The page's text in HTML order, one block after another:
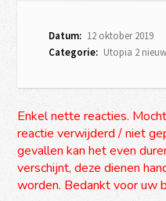
Datum: 12 oktober 2019
Categorie: Utopia 2
Enkel nette reacties.
reactie verwijderd / niet
gevallen kan het even
verschijnt, deze dienen
worden. Bedankt voor uw